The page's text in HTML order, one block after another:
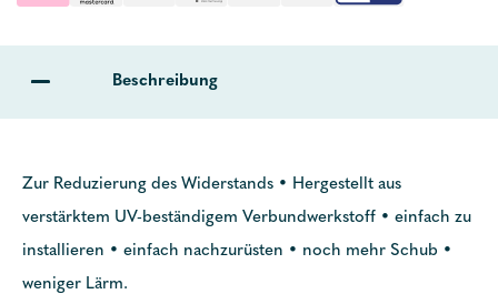
Beschreibung
Zur Reduzierung des Widerstands • Hergestellt aus
verstärktem UV-beständigem Verbundwerkstoff • einfach zu
installieren • einfach nachzurüsten • noch mehr Schub •
weniger Lärm.